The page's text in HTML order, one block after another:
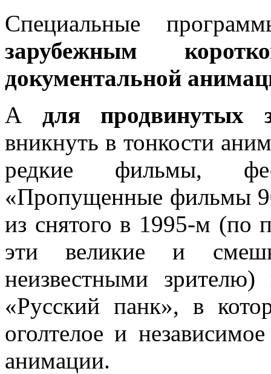
Специальные
зарубежным
документальной
А для продвинутых
вникнуть в тонкости
редкие фильмы,
«Пропущенные фильмы
из снятого в 1995-м (по
эти великие и
неизвестными
«Русский панк», в
оголтелое и
анимации.